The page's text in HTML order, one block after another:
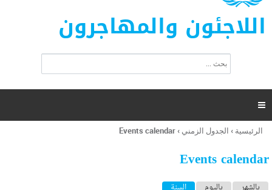
اللاجئون والمهاجرون
ت
ر
ل
ح
ب

أنت
هنا
الرئيسية › الجدول الزمني ›
Events calendar
Events calendar